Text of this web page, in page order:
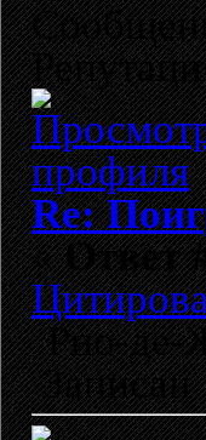
Re:
«Ответ
Рио-де-
Записан